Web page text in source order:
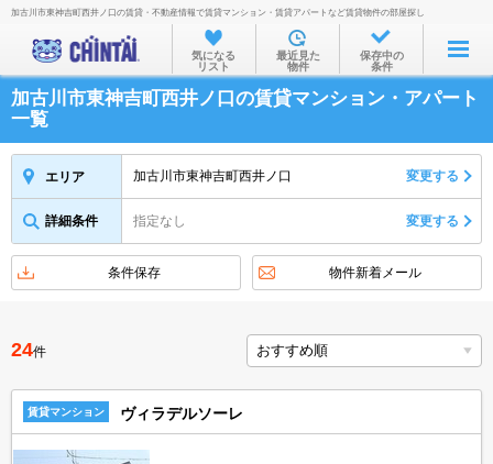
お部屋を探す
沿線・駅から
住所から
家賃相場から
不動産会社から
加古川市東神吉町西井ノ口の賃貸・不動産情報で賃貸マンション・賃貸アパートなど賃貸物件の部屋探し
気になる
リスト
最近見た
物件
保存中の
条件
加古川市東神吉町西井ノ口の賃貸マンション・アパート
一覧
エリア 加古川市東神吉町西井ノ口 変更する
詳細条件 指定なし 変更する
条件保存 物件新着メール
24件
賃貸マンション ヴィラデルソーレ